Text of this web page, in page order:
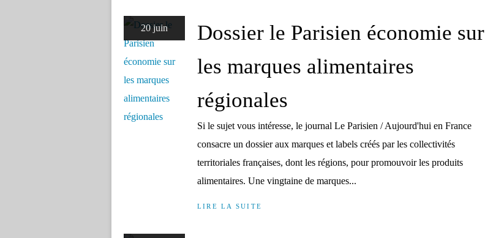
20 juin
Dossier le Parisien économie sur
les marques alimentaires
régionales
Si le sujet vous intéresse, le journal Le Parisien / Aujourd'hui en France
consacre un dossier aux marques et labels créés par les collectivités
territoriales françaises, dont les régions, pour promouvoir les produits
alimentaires. Une vingtaine de marques...
LIRE LA SUITE